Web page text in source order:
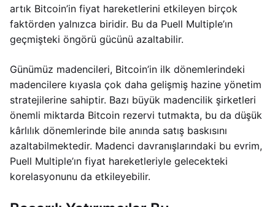
artık Bitcoin’in fiyat hareketlerini etkileyen birçok
faktörden yalnızca biridir. Bu da Puell Multiple’ın
geçmişteki öngörü gücünü azaltabilir.
Günümüz madencileri, Bitcoin’in ilk dönemlerindeki
madencilere kıyasla çok daha gelişmiş hazine yönetim
stratejilerine sahiptir. Bazı büyük madencilik şirketleri
önemli miktarda Bitcoin rezervi tutmakta, bu da düşük
kârlılık dönemlerinde bile anında satış baskısını
azaltabilmektedir. Madenci davranışlarındaki bu evrim,
Puell Multiple’ın fiyat hareketleriyle gelecekteki
korelasyonunu da etkileyebilir.